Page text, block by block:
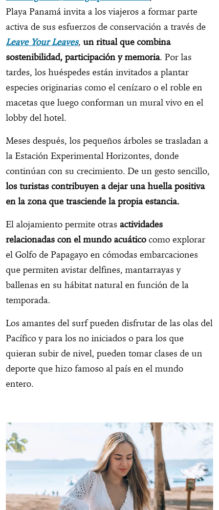
Playa Panamá invita a los viajeros a formar parte
activa de sus esfuerzos de conservación a través de
Leave Your Leaves, un ritual que combina
sostenibilidad, participación y memoria. Por las
tardes, los huéspedes están invitados a plantar
especies originarias como el cenízaro o el roble en
macetas que luego conforman un mural vivo en el
lobby del hotel.
Meses después, los pequeños árboles se trasladan a
la Estación Experimental Horizontes, donde
continúan con su crecimiento. De un gesto sencillo,
los turistas contribuyen a dejar una huella positiva
en la zona que trasciende la propia estancia.
El alojamiento permite otras actividades
relacionadas con el mundo acuático como explorar
el Golfo de Papagayo en cómodas embarcaciones
que permiten avistar delfines, mantarrayas y
ballenas en su hábitat natural en función de la
temporada.
Los amantes del surf pueden disfrutar de las olas del
Pacífico y para los no iniciados o para los que
quieran subir de nivel, pueden tomar clases de un
deporte que hizo famoso al país en el mundo
entero.